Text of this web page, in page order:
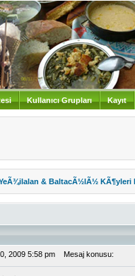
Kullanıcı Grupları Kayıt
& BaltacÃ½lÃ½ KÃ¶yleri
2009 5:58 pm Mesaj konusu: